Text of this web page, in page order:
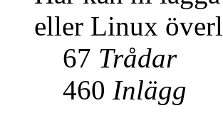
eller Linux
67 Trådar
460 Inlägg